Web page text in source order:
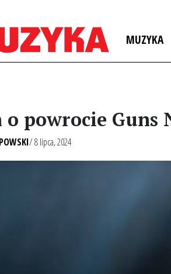
MUZYKA
o powrocie Guns
/ 8 lipca, 2024